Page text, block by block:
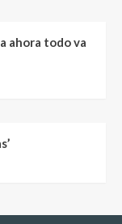
ahora todo va